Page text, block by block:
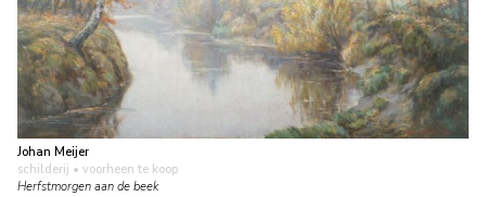
Johan Meijer
schilderij • voorheen te koop
Herfstmorgen aan de beek